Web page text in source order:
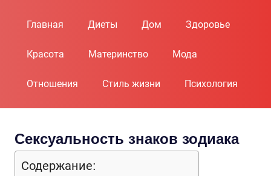
Главная Диеты Дом Здоровье
Красота Материнство Мода
Отношения Стиль жизни Психология
Сексуальность знаков зодиака
Содержание: